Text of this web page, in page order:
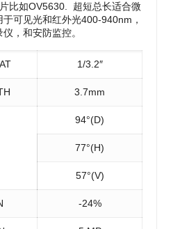
比如OV5630. 超短总长适合微
可见光和红外光400-940nm，
，和安防监控。
1/3.2″
3.7mm
94°(D)
77°(H)
57°(V)
-24%